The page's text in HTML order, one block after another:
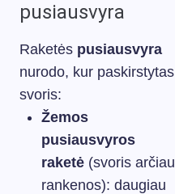
pusiausvyra
Raketės pusiausvyra
nurodo, kur paskirstytas
svoris:
Žemos
pusiausvyros
raketė (svoris arčiau
rankenos): daugiau